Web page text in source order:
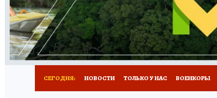
РАДИО КП РЕКЛАМА ТЕСТЫ НОВОЕ
СЕГОДНЯ: НОВОСТИ ТОЛЬКО У НАС ВОЕНКОРЫ